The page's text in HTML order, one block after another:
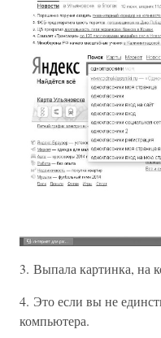
3. Выпала картинка, на
4. Это если вы не
компьютера.